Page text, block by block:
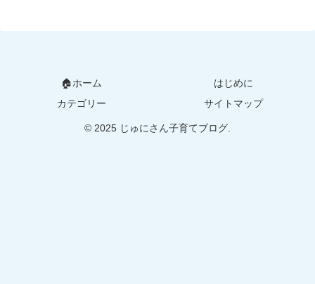
🏠ホーム
はじめに
カテゴリー
サイトマップ
© 2025 じゅにさん子育てブログ.